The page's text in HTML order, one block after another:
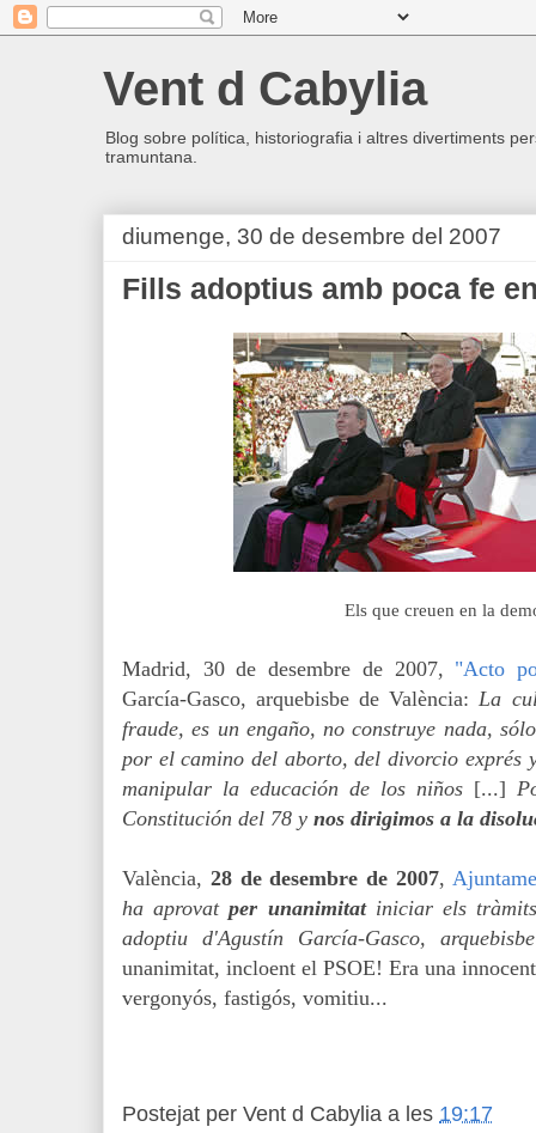
Vent d Cabylia
Blog sobre política, historiografia i altres divertiments
tramuntana.
diumenge, 30 de desembre del 2007
Fills adoptius amb poca fe
Els que creuen en la
Madrid, 30 de desembre de 2007, "Acto
García-Gasco, arquebisbe de València:La
fraude, es un engaño, no construye nada,
por el camino del aborto, del divorcio exprés
manipular la educación de los niños [...]
Constitución del 78 y nos dirigimos a la
València, 28 de desembre de 2007,
ha aprovatper unanimitatiniciar els
adoptiu d'Agustín García-Gasco,
unanimitat, incloent el PSOE! Era una
vergonyós, fastigós, vomitiu...
Postejat per Vent d Cabylia a les 19:17